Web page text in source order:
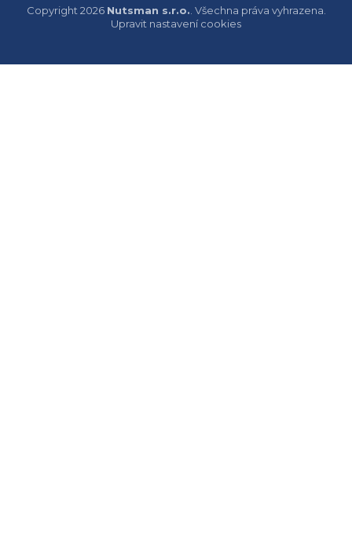
Copyright 2026 Nutsman s.r.o.. Všechna práva vyhrazena.
Upravit nastavení cookies